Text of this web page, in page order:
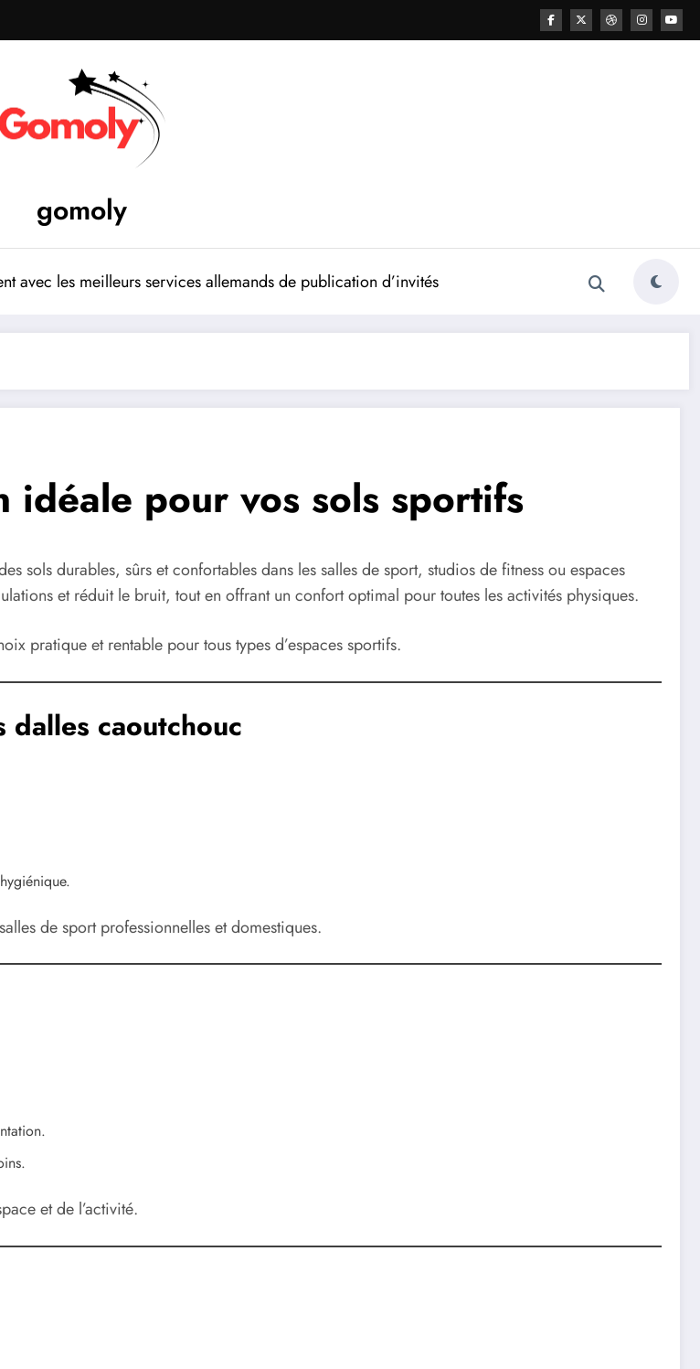
gomoly
avec les meilleurs services allemands de publication d’invités
idéale pour vos sols sportifs
sols durables, sûrs et confortables dans les salles de sport, studios de fitness ou espaces
et réduit le bruit, tout en offrant un confort optimal pour toutes les activités physiques.
pratique et rentable pour tous types d’espaces sportifs.
dalles caoutchouc
de sport professionnelles et domestiques.
et de l’activité.